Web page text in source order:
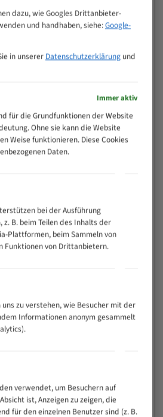
)
gegen Zahnbruch auch bei
Federstahl
dazu, wie Googles Drittanbieter-
und handhaben, siehe:Google-
in unserer Datenschutzerklärungund
Immer aktiv
für die Grundfunktionen der Website
Ohne sie kann die Website
Weise funktionieren. Diese Cookies
Daten.
bei der Ausführung
B. beim Teilen des Inhalts der
Plattformen, beim Sammeln von
Funktionen von Drittanbietern.
zu verstehen, wie Besucher mit der
Informationen anonym gesammelt
verwendet, um Besuchern auf
ist, Anzeigen zu zeigen, die
für den einzelnen Benutzer sind (z. B.